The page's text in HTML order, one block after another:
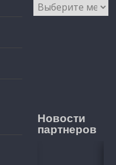
Архивы
Новости
партнеров